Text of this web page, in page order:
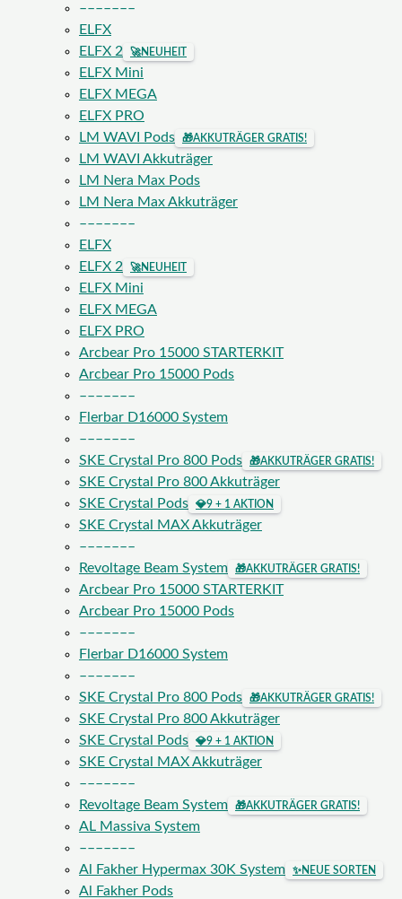
–––––––
ELFX
ELFX 2
🚀NEUHEIT
ELFX Mini
ELFX MEGA
ELFX PRO
LM WAVI Pods
🎁AKKUTRÄGER GRATIS!
LM WAVI Akkuträger
LM Nera Max Pods
LM Nera Max Akkuträger
–––––––
ELFX
ELFX 2
🚀NEUHEIT
ELFX Mini
ELFX MEGA
ELFX PRO
Arcbear Pro 15000 STARTERKIT
Arcbear Pro 15000 Pods
–––––––
Flerbar D16000 System
–––––––
SKE Crystal Pro 800 Pods
🎁AKKUTRÄGER GRATIS!
SKE Crystal Pro 800 Akkuträger
SKE Crystal Pods
💎9 + 1 AKTION
SKE Crystal MAX Akkuträger
–––––––
Revoltage Beam System
🎁AKKUTRÄGER GRATIS!
Arcbear Pro 15000 STARTERKIT
Arcbear Pro 15000 Pods
–––––––
Flerbar D16000 System
–––––––
SKE Crystal Pro 800 Pods
🎁AKKUTRÄGER GRATIS!
SKE Crystal Pro 800 Akkuträger
SKE Crystal Pods
💎9 + 1 AKTION
SKE Crystal MAX Akkuträger
–––––––
Revoltage Beam System
🎁AKKUTRÄGER GRATIS!
AL Massiva System
–––––––
Al Fakher Hypermax 30K System
✨NEUE SORTEN
Al Fakher Pods